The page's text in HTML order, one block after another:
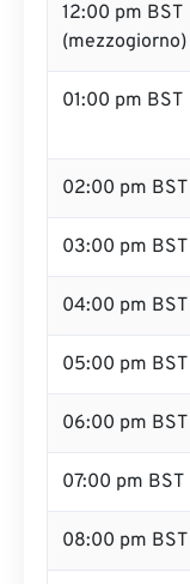
12:00 pm BST
(mezzogiorno)
01:00 pm BST
02:00 pm BST
03:00 pm BST
04:00 pm BST
05:00 pm BST
06:00 pm BST
07:00 pm BST
08:00 pm BST